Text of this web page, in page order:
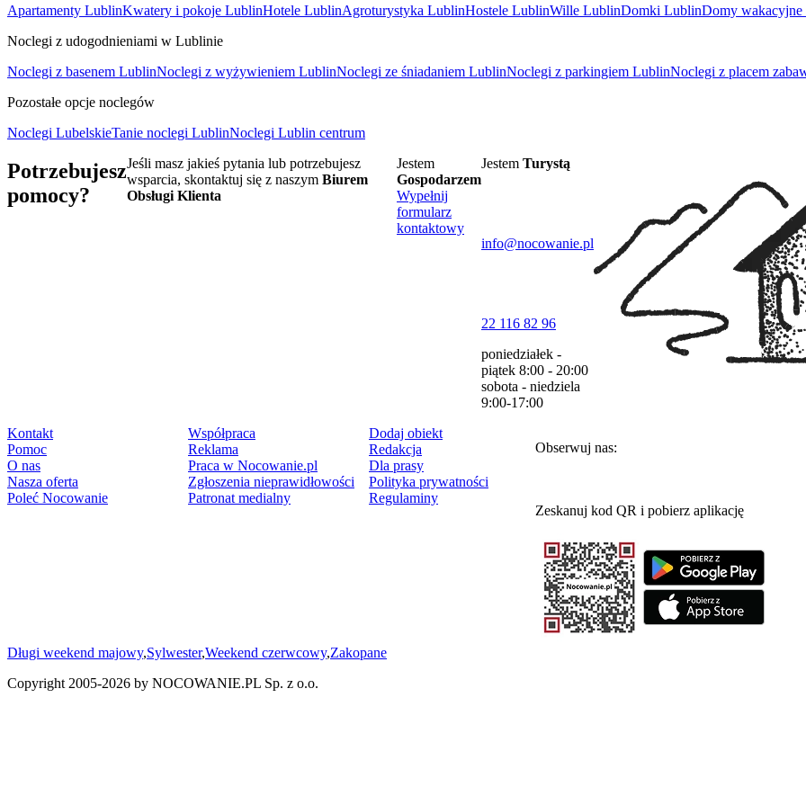
Apartamenty LublinKwatery i pokoje LublinHotele LublinAgroturystyka LublinHostele LublinWille LublinDomki LublinDomy
Noclegi z udogodnieniami w Lublinie
Noclegi z basenem LublinNoclegi z wyżywieniem LublinNoclegi ze śniadaniem LublinNoclegi z parkingiem LublinNoclegi z placem
Pozostałe opcje noclegów
Noclegi LubelskieTanie noclegi LublinNoclegi Lublin centrum
Potrzebujesz
pomocy?
Jeśli masz jakieś pytania lub potrzebujesz
wsparcia, skontaktuj się z naszym Biurem
Obsługi Klienta
Jestem
Gospodarzem
Wypełnij
formularz
kontaktowy
Jestem Turystą
info@nocowanie.pl
22 116 82 96
poniedziałek -
piątek 8:00 - 20:00
sobota - niedziela
9:00-17:00
Kontakt
Pomoc
O nas
Nasza oferta
Poleć Nocowanie
Współpraca
Reklama
Praca w Nocowanie.pl
Zgłoszenia nieprawidłowości
Patronat medialny
Dodaj obiekt
Redakcja
Dla prasy
Polityka prywatności
Regulaminy
Obserwuj nas:
Zeskanuj kod QR i pobierz aplikację
Długi weekend majowy,Sylwester,Weekend czerwcowy,Zakopane
Copyright 2005-2026 by NOCOWANIE.PL Sp. z o.o.